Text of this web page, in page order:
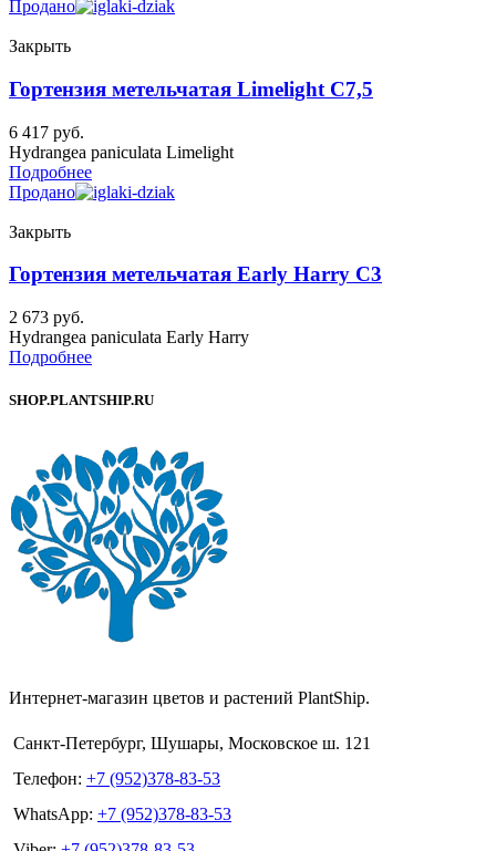
Продано
Закрыть
Гортензия метельчатая Limelight C7,5
6 417 руб.
Hydrangea paniculata Limelight
Подробнее
Продано
Закрыть
Гортензия метельчатая Early Harry C3
2 673 руб.
Hydrangea paniculata Early Harry
Подробнее
SHOP.PLANTSHIP.RU
Интернет-магазин цветов и растений PlantShip.
Санкт-Петербург, Шушары, Московское ш. 121
Телефон: +7 (952)378-83-53
WhatsApp: +7 (952)378-83-53